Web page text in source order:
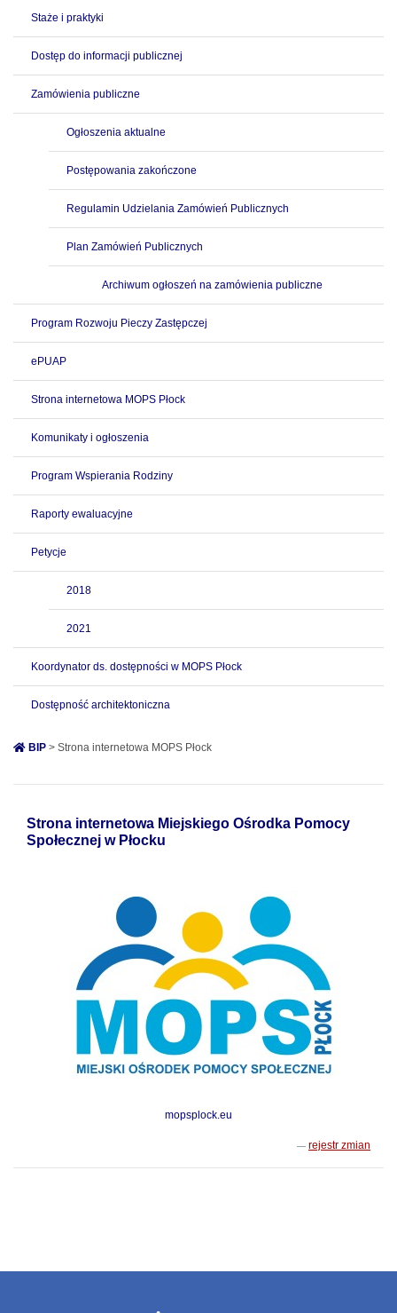
Staże i praktyki
Dostęp do informacji publicznej
Zamówienia publiczne
Ogłoszenia aktualne
Postępowania zakończone
Regulamin Udzielania Zamówień Publicznych
Plan Zamówień Publicznych
Archiwum ogłoszeń na zamówienia publiczne
Program Rozwoju Pieczy Zastępczej
ePUAP
Strona internetowa MOPS Płock
Komunikaty i ogłoszenia
Program Wspierania Rodziny
Raporty ewaluacyjne
Petycje
2018
2021
Koordynator ds. dostępności w MOPS Płock
Dostępność architektoniczna
BIP > Strona internetowa MOPS Płock
Strona internetowa Miejskiego Ośrodka Pomocy
Społecznej w Płocku
mopsplock.eu
rejestr zmian